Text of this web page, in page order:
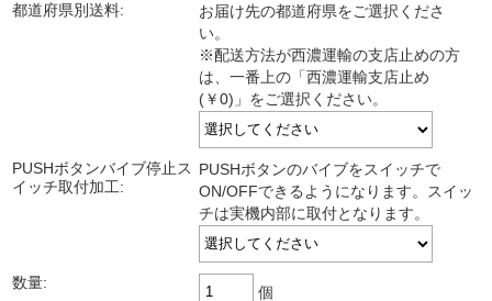
都道府県別送料:
お届け先の都道府県をご選択くださ
い。
※配送方法が西濃運輸の支店止めの方
は、一番上の「西濃運輸支店止め
(￥0)」をご選択ください。
PUSHボタンバイブ停止ス
イッチ取付加工:
PUSHボタンのバイブをスイッチで
ON/OFFできるようになります。スイッ
チは実機内部に取付となります。
数量:
個